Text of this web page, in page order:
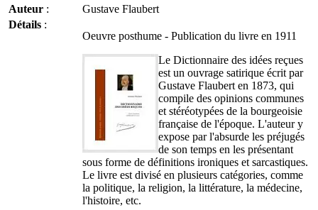
Auteur :
Gustave Flaubert
Détails :
Oeuvre posthume - Publication du livre en 1911
Le Dictionnaire des idées reçues
est un ouvrage satirique écrit par
Gustave Flaubert en 1873, qui
compile des opinions communes
et stéréotypées de la bourgeoisie
française de l'époque. L'auteur y
expose par l'absurde les préjugés
de son temps en les présentant
sous forme de définitions ironiques et sarcastiques.
Le livre est divisé en plusieurs catégories, comme
la politique, la religion, la littérature, la médecine,
l'histoire, etc.